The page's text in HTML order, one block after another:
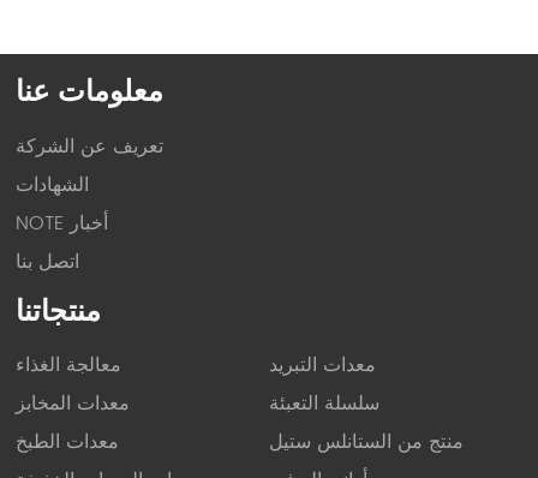
معلومات عنا
تعريف عن الشركة
الشهادات
أخبار ETON
اتصل بنا
منتجاتنا
معالجة الغذاء
معدات المخابز
معدات الطبخ
معدات التبريد
سلسلة التعبئة
منتج من الستانلس ستيل